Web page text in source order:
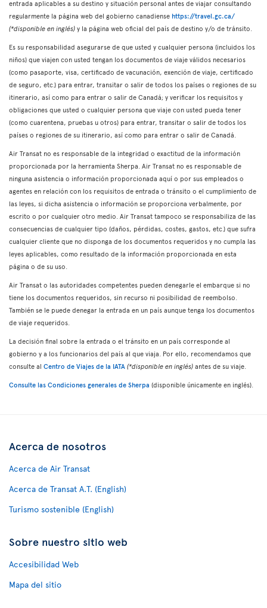
entrada aplicables a su destino y situación personal antes de viajar consultando
regularmente la página web del gobierno canadiense https://travel.gc.ca/
(*disponible en inglés) y la página web oficial del país de destino y/o de tránsito.
Es su responsabilidad asegurarse de que usted y cualquier persona (incluidos los
niños) que viajen con usted tengan los documentos de viaje válidos necesarios
(como pasaporte, visa, certificado de vacunación, exención de viaje, certificado
de seguro, etc.) para entrar, transitar o salir de todos los países o regiones de su
itinerario, así como para entrar o salir de Canadá; y verificar los requisitos y
obligaciones que usted o cualquier persona que viaje con usted pueda tener
(como cuarentena, pruebas u otros) para entrar, transitar o salir de todos los
países o regiones de su itinerario, así como para entrar o salir de Canadá.
Air Transat no es responsable de la integridad o exactitud de la información
proporcionada por la herramienta Sherpa. Air Transat no es responsable de
ninguna asistencia o información proporcionada aquí o por sus empleados o
agentes en relación con los requisitos de entrada o tránsito o el cumplimiento de
las leyes, si dicha asistencia o información se proporciona verbalmente, por
escrito o por cualquier otro medio. Air Transat tampoco se responsabiliza de las
consecuencias de cualquier tipo (daños, pérdidas, costes, gastos, etc.) que sufra
cualquier cliente que no disponga de los documentos requeridos y no cumpla las
leyes aplicables, como resultado de la información proporcionada en esta
página o de su uso.
Air Transat o las autoridades competentes pueden denegarle el embarque si no
tiene los documentos requeridos, sin recurso ni posibilidad de reembolso.
También se le puede denegar la entrada en un país aunque tenga los documentos
de viaje requeridos.
La decisión final sobre la entrada o el tránsito en un país corresponde al
gobierno y a los funcionarios del país al que viaja. Por ello, recomendamos que
consulte al Centro de Viajes de la IATA (*disponible en inglés) antes de su viaje.
Consulte las Condiciones generales de Sherpa (disponible únicamente en inglés).
Acerca de nosotros
Acerca de Air Transat
Acerca de Transat A.T. (English)
Turismo sostenible (English)
Sobre nuestro sitio web
Accesibilidad Web
Mapa del sitio